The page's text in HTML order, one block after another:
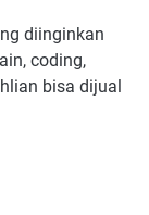
diinginkan
coding,
bisa dijual